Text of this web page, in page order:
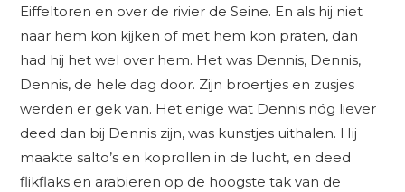
Eiffeltoren en over de rivier de Seine. En als hij niet
naar hem kon kijken of met hem kon praten, dan
had hij het wel over hem. Het was Dennis, Dennis,
Dennis, de hele dag door. Zijn broertjes en zusjes
werden er gek van. Het enige wat Dennis nóg liever
deed dan bij Dennis zijn, was kunstjes uithalen. Hij
maakte salto’s en koprollen in de lucht, en deed
flikflaks en arabieren op de hoogste tak van de